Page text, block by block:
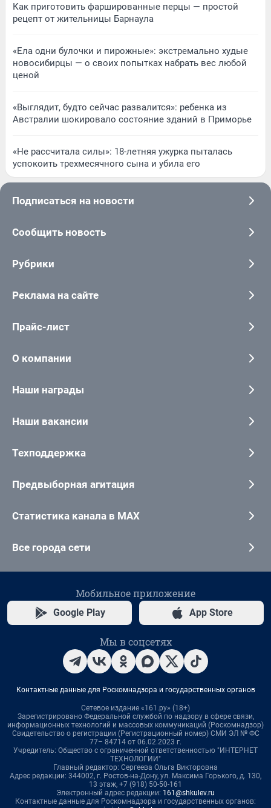
Как приготовить фаршированные перцы — простой
рецепт от жительницы Барнаула
«Ела одни булочки и пирожные»: экстремально худые
новосибирцы — о своих попытках набрать вес любой
ценой
«Выглядит, будто сейчас развалится»: ребенка из
Австралии шокировало состояние зданий в Приморье
«Не рассчитала силы»: 18-летняя ужурка пыталась
успокоить трехмесячного сына и убила его
Подписаться на новости
Сообщить новость
Рубрики
Реклама на сайте
Прайс-лист
О компании
Наши награды
Наши вакансии
Техподдержка
Предвыборная агитация
Статистика канала в MAX
Все города сети
Мобильное приложение
Google Play App Store
Мы в соцсетях
Контактные данные для Роскомнадзора и государственных органов
Сетевое издание «161.ру» (18+)
Зарегистрировано Федеральной службой по надзору в сфере связи,
информационных технологий и массовых коммуникаций (Роскомнадзор)
Свидетельство о регистрации (Регистрационный номер) СМИ ЭЛ № ФС
77– 84714 от 06.02.2023 г.
Учредитель: Общество с ограниченной ответственностью "ИНТЕРНЕТ
ТЕХНОЛОГИИ"
Главный редактор: Сергеева Ольга Викторовна
Адрес редакции: 344002, г. Ростов-на-Дону, ул. Максима Горького, д. 130,
13 этаж, +7 (918) 50-50-161
Электронный адрес редакции: 161@shkulev.ru
Контактные данные для Роскомнадзора и государственных органов: